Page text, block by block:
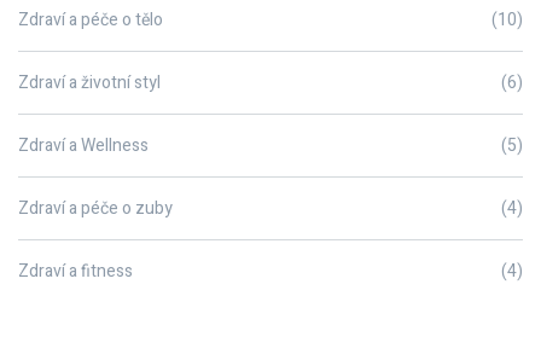
Zdraví a péče o tělo (10)
Zdraví a životní styl (6)
Zdraví a Wellness (5)
Zdraví a péče o zuby (4)
Zdraví a fitness (4)